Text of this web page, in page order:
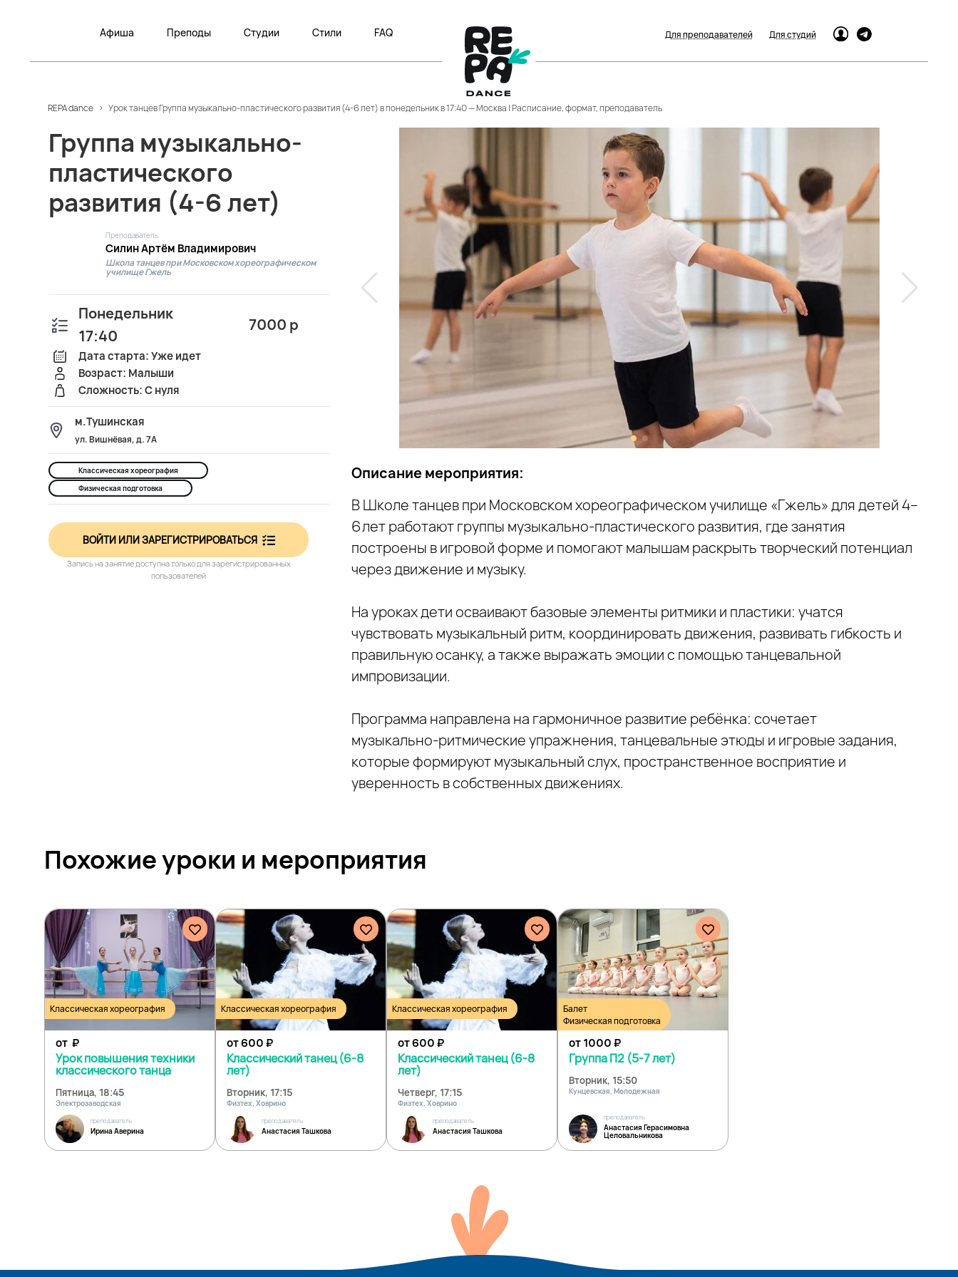
Афиша Преподы Студии Стили FAQ Для преподавателей Для студий
REPA dance > Урок танцев Группа музыкально-пластического развития (4-6 лет) в понедельник в 17:40 — Москва | Расписание, формат, преподаватель
Группа музыкально-
пластического
развития (4-6 лет)
Преподаватель
Силин Артём Владимирович
Школа танцев при Московском хореографическом
училище Гжель
Понедельник
17:40
7000 р
Дата старта: Уже идет
Возраст: Малыши
Сложность: С нуля
м.Тушинская
ул. Вишнёвая, д. 7А
Классическая хореография
Физическая подготовка
ВОЙТИ ИЛИ ЗАРЕГИСТРИРОВАТЬСЯ
Запись на занятие доступна только для зарегистрированных
пользователей
Описание мероприятия:
В Школе танцев при Московском хореографическом училище «Гжель» для детей 4–
6 лет работают группы музыкально‑пластического развития, где занятия
построены в игровой форме и помогают малышам раскрыть творческий потенциал
через движение и музыку.
На уроках дети осваивают базовые элементы ритмики и пластики: учатся
чувствовать музыкальный ритм, координировать движения, развивать гибкость и
правильную осанку, а также выражать эмоции с помощью танцевальной
импровизации.
Программа направлена на гармоничное развитие ребёнка: сочетает
музыкально‑ритмические упражнения, танцевальные этюды и игровые задания,
которые формируют музыкальный слух, пространственное восприятие и
уверенность в собственных движениях.
Похожие уроки и мероприятия
Классическая хореография
от ₽
Урок повышения техники
классического танца
Пятница, 18:45
Электрозаводская
преподаватель
Ирина Аверина
Классическая хореография
от 600₽
Классический танец (6-8
лет)
Вторник, 17:15
Физтех, Ховрино
преподаватель
Анастасия Ташкова
Классическая хореография
от 600₽
Классический танец (6-8
лет)
Четверг, 17:15
Физтех, Ховрино
преподаватель
Анастасия Ташкова
Балет
Физическая подготовка
от 1000₽
Группа П2 (5-7 лет)
Вторник, 15:50
Кунцевская, Молодежная
преподаватель
Анастасия Герасимовна
Целовальникова